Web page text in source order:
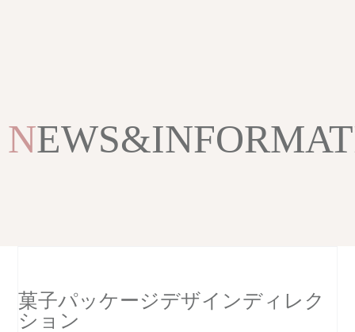
菓子パッケージデザインディレク
ション